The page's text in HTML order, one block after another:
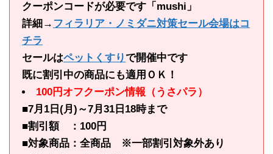
クーポンコードが必要です「mushi」
詳細→ フィラリア・ノミダニ対策セール会場はコ
チラ
セールはペットくすりで開催中です
既に割引中の商品にも適用ＯＫ！
100円オフクーポン情報（うさパラ）
■7月1日(月)～7月31日18時まで
■割引額 ：100円
■対象商品：全商品 ※一部割引対象外あり